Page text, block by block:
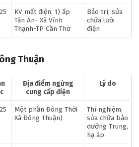
KV mất điện: 1) ấp
Tân An- Xã Vĩnh
Thạnh-TP Cần Thơ
Bảo trì, sửa
chữa lưới
điện
Thuận
Địa điểm ngừng
cung cấp điện
Lý do
Một phần Đông Thới
Xã Đông Thuận)
Thí nghiệm,
sửa chữa bảo
dưỡng Trung,
hạ áp